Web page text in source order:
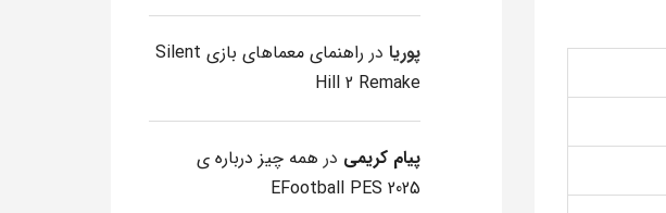
پوریا در
راهنمای معماهای بازی Silent
Hill 2 Remake
پیام کریمی در همه چیز درباره ی
EFootball PES 2025